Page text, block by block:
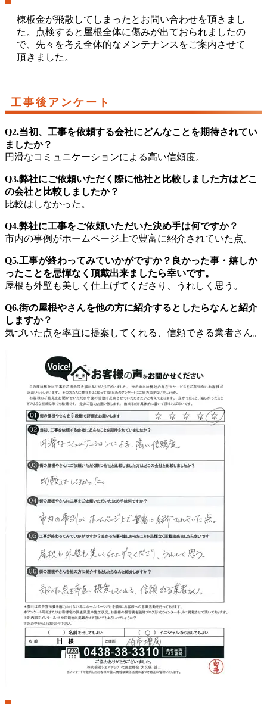
棟板金が飛散してしまったとお問い合わせを頂きまし
た。点検すると屋根全体に傷みが出ておられましたの
で、先々を考え全体的なメンテナンスをご案内させて
頂きました。
工事後アンケート
Q2.当初、工事を依頼する会社にどんなことを期待されてい
ましたか？
円滑なコミュニケーションによる高い信頼度。
Q3.弊社にご依頼いただく際に他社と比較しました方はどこ
の会社と比較しましたか？
比較はしなかった。
Q4.弊社に工事をご依頼いただいた決め手は何ですか？
市内の事例がホームページ上で豊富に紹介されていた点。
Q5.工事が終わってみていかがですか？良かった事・嬉しか
ったことを忌憚なく頂戴出来ましたら幸いです。
屋根も外壁も美しく仕上げてくださり、うれしく思う。
Q6.街の屋根やさんを他の方に紹介するとしたらなんと紹介
しますか？
気づいた点を率直に提案してくれる、信頼できる業者さん。